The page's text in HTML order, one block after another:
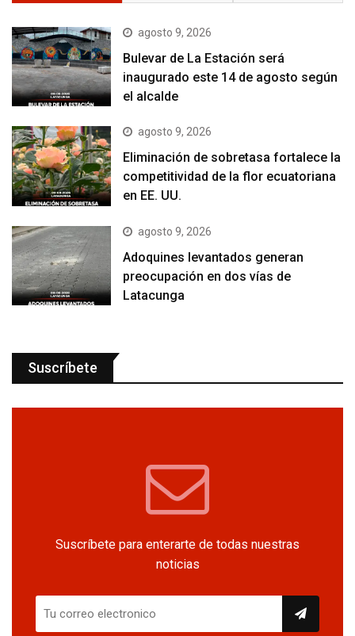
agosto 9, 2026
Bulevar de La Estación será
inaugurado este 14 de agosto según
el alcalde
agosto 9, 2026
Eliminación de sobretasa fortalece la
competitividad de la flor ecuatoriana
en EE. UU.
agosto 9, 2026
Adoquines levantados generan
preocupación en dos vías de
Latacunga
Suscríbete
Suscríbete para enterarte de todas nuestras
noticias